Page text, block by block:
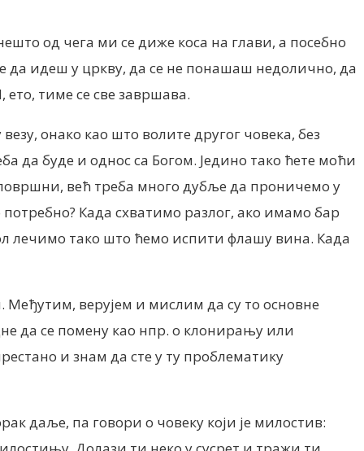
од чега ми се диже коса на глави, а посебно
да идеш у цркву, да се не понашаш недолично, да
тиме се све завршава.
онако као што волите другог човека, без
да буде и однос са Богом. Једино тако ћете моћи
површни, већ треба много дубље да проничемо у
Када схватимо разлог, ако имамо бар
лечимо тако што ћемо испити флашу вина. Када
Међутим, верујем и мислим да су то основне
да се помену као нпр. о клонирању или
и знам да сте у ту проблематику
даље, па говори о човеку који је милостив: